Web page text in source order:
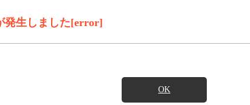
発生しました[error]
OK
(有料)のご契約が必要となります。